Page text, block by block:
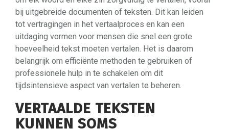
bij uitgebreide documenten of teksten. Dit kan leiden
tot vertragingen in het vertaalproces en kan een
uitdaging vormen voor mensen die snel een grote
hoeveelheid tekst moeten vertalen. Het is daarom
belangrijk om efficiënte methoden te gebruiken of
professionele hulp in te schakelen om dit
tijdsintensieve aspect van vertalen te beheren.
VERTAALDE TEKSTEN
KUNNEN SOMS